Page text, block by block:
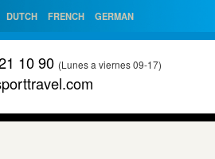
DUTCH FRENCH GERMAN
10 90 (Lunes a viernes 09-17)